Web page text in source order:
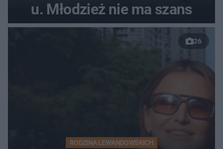
u. Młodzież nie ma szans
26
RODZINA LEWANDOWSKICH